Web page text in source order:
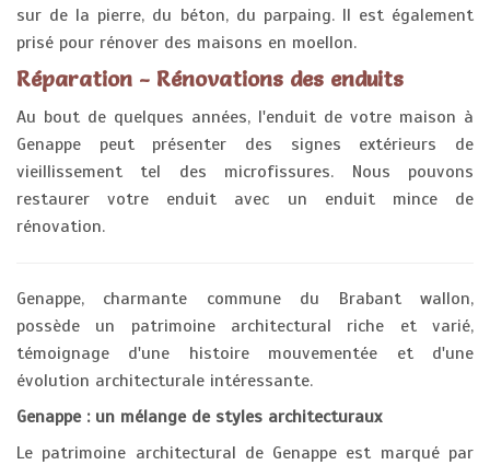
sur de la pierre, du béton, du parpaing. Il est également
prisé pour rénover des maisons en moellon.
Réparation - Rénovations des enduits
Au bout de quelques années, l'enduit de votre maison à
Genappe peut présenter des signes extérieurs de
vieillissement tel des microfissures. Nous pouvons
restaurer votre enduit avec un enduit mince de
rénovation.
Genappe, charmante commune du Brabant wallon,
possède un patrimoine architectural riche et varié,
témoignage d'une histoire mouvementée et d'une
évolution architecturale intéressante.
Genappe : un mélange de styles architecturaux
Le patrimoine architectural de Genappe est marqué par